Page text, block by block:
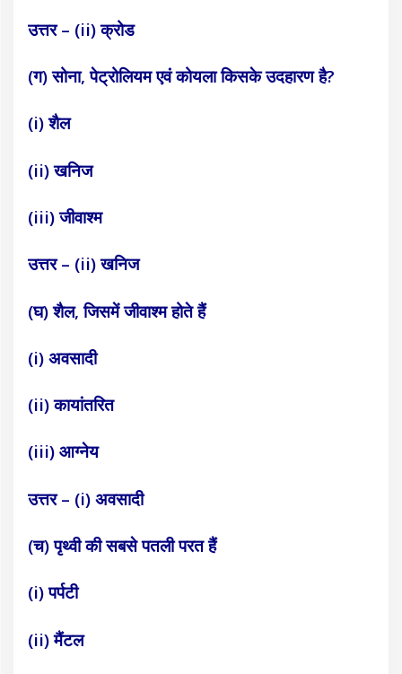
उत्तर – (ii) क्रोड
(ग) सोना, पेट्रोलियम एवं कोयला किसके उदहारण है?
(i) शैल
(ii) खनिज
(iii) जीवाश्म
उत्तर – (ii) खनिज
(घ) शैल, जिसमें जीवाश्म होते हैं
(i) अवसादी
(ii) कायांतरित
(iii) आग्नेय
उत्तर – (i) अवसादी
(च) पृथ्वी की सबसे पतली परत हैं
(i) पर्पटी
(ii) मैंटल